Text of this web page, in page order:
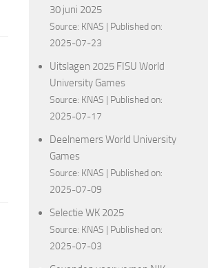
30 juni 2025
Source: KNAS
Published on:
2025-07-23
Uitslagen 2025 FISU World
University Games
Source: KNAS
Published on:
2025-07-17
Deelnemers World University
Games
Source: KNAS
Published on:
2025-07-09
Selectie WK 2025
Source: KNAS
Published on:
2025-07-03